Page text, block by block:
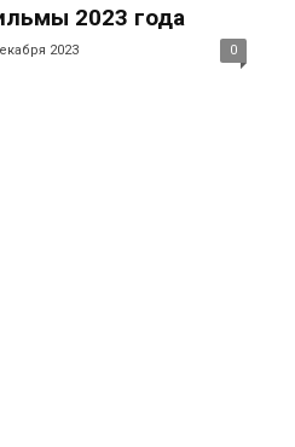
2023 года
2023 0